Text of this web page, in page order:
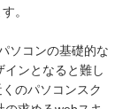
。
ソコンの基礎的な
インとなると難し
のパソコンスク